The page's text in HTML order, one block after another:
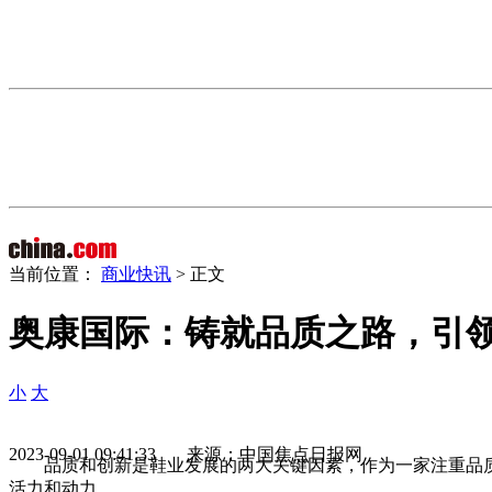
当前位置： 商业快讯 > 正文
奥康国际：铸就品质之路，引
小 大
2023-09-01 09:41:33 来源：中国焦点日报网
品质和创新是鞋业发展的两大关键因素，作为一家注重
活力和动力。